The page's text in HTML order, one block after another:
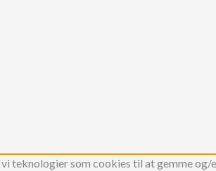
teknologier som cookies til at gemme